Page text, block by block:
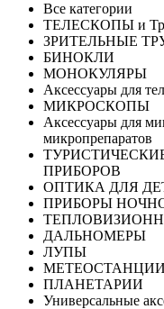
Все категории
ТЕЛЕСКОПЫ и
ЗРИТЕЛЬНЫЕ
БИНОКЛИ
МОНОКУЛЯРЫ
Аксессуары для
МИКРОСКОПЫ
Аксессуары для
микропрепаратов
ПРИБОРОВ
ОПТИКА ДЛЯ
ПРИБОРЫ
ДАЛЬНОМЕРЫ
ЛУПЫ
ПЛАНЕТАРИИ
Универсальные